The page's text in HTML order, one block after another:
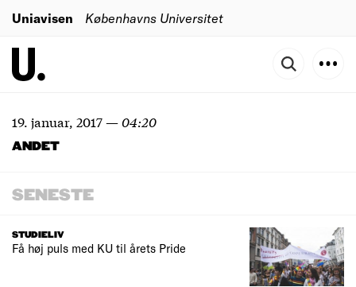
Uniavisen Københavns Universitet
19. januar, 2017—04:20
ANDET
SENESTE
STUDIELIV
Få høj puls med KU til årets Pride